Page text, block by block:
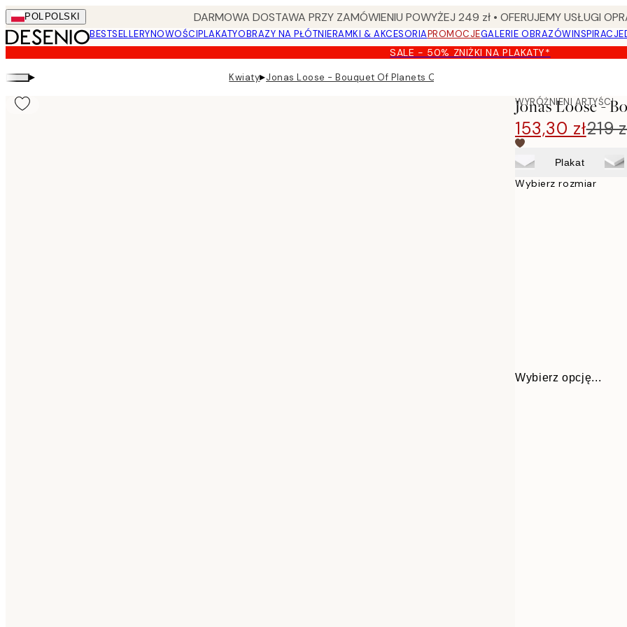
Skip
to
main
content.
POL POLSKI DARMOWA DOSTAWA PRZY ZAMÓWIENIU POWYŻEJ 249 zł • OFERUJEMY USŁUGI
BESTSELLERYNOWOŚCIPLAKATYOBRAZY NA PŁÓTNIERAMKI & AKCESORIAPROMOCJEGALERIE OBRAZÓWINSPIRACJE
SALE - 50% ZNIŻKI NA PLAKATY*
▸ Kwiaty▸Jonas Loose - Bouquet Of Planets Obraz na płótnie
WYRÓŻNIENI ARTYŚCI
Jonas Loose -
153,30 zł219
Plakat
Wybierz rozmiar
Wybierz opcję...